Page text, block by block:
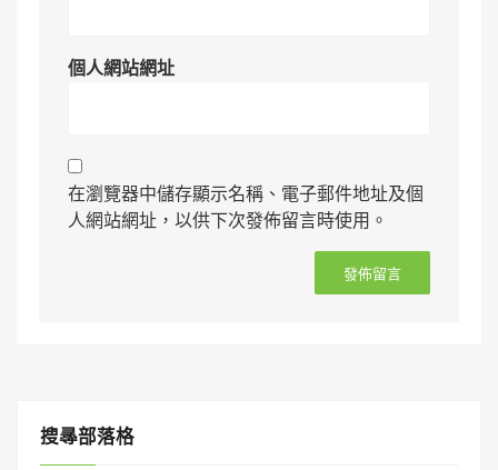
個人網站網址
在瀏覽器中儲存顯示名稱、電子郵件地址及個
人網站網址，以供下次發佈留言時使用。
搜㝷部落格